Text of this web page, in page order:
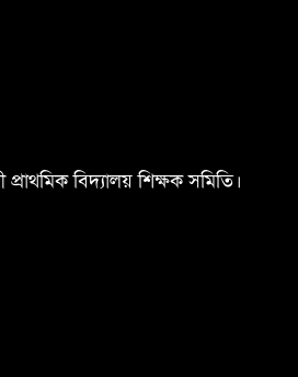
বিদ্যালয় শিক্ষক সমিতি।